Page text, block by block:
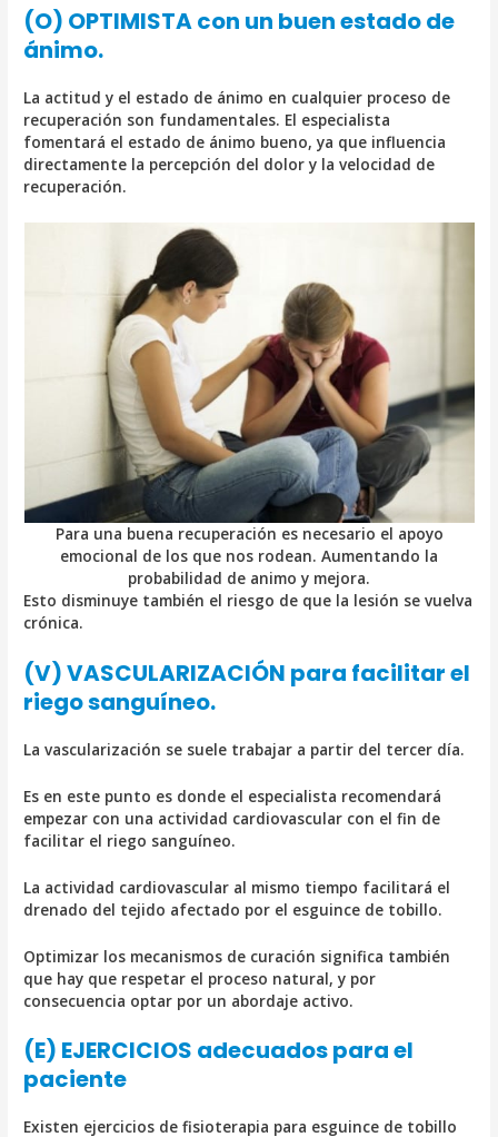
(O) OPTIMISTA con un buen estado de
ánimo.
La actitud y el estado de ánimo en cualquier proceso de
recuperación son fundamentales. El especialista
fomentará el estado de ánimo bueno, ya que influencia
directamente la percepción del dolor y la velocidad de
recuperación.
Para una buena recuperación es necesario el apoyo
emocional de los que nos rodean. Aumentando la
probabilidad de animo y mejora.
Esto disminuye también el riesgo de que la lesión se vuelva
crónica.
(V) VASCULARIZACIÓN para facilitar el
riego sanguíneo.
La vascularización se suele trabajar a partir del tercer día.
Es en este punto es donde el especialista recomendará
empezar con una actividad cardiovascular con el fin de
facilitar el riego sanguíneo.
La actividad cardiovascular al mismo tiempo facilitará el
drenado del tejido afectado por el esguince de tobillo.
Optimizar los mecanismos de curación significa también
que hay que respetar el proceso natural, y por
consecuencia optar por un abordaje activo.
(E) EJERCICIOS adecuados para el
paciente
Existen ejercicios de fisioterapia para esguince de tobillo